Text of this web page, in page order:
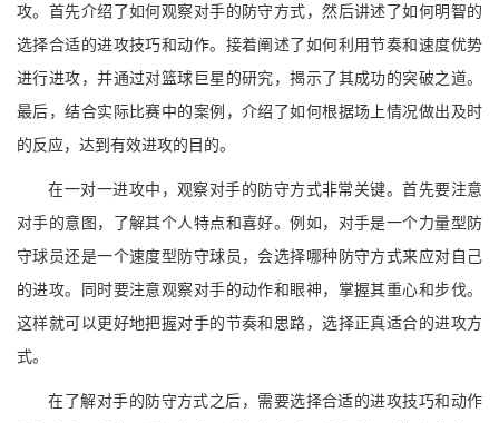
攻。首先介绍了如何观察对手的防守方式，然后讲述了如何明智的
选择合适的进攻技巧和动作。接着阐述了如何利用节奏和速度优势
进行进攻，并通过对篮球巨星的研究，揭示了其成功的突破之道。
最后，结合实际比赛中的案例，介绍了如何根据场上情况做出及时
的反应，达到有效进攻的目的。
在一对一进攻中，观察对手的防守方式非常关键。首先要注意
对手的意图，了解其个人特点和喜好。例如，对手是一个力量型防
守球员还是一个速度型防守球员，会选择哪种防守方式来应对自己
的进攻。同时要注意观察对手的动作和眼神，掌握其重心和步伐。
这样就可以更好地把握对手的节奏和思路，选择正真适合的进攻方
式。
在了解对手的防守方式之后，需要选择合适的进攻技巧和动作